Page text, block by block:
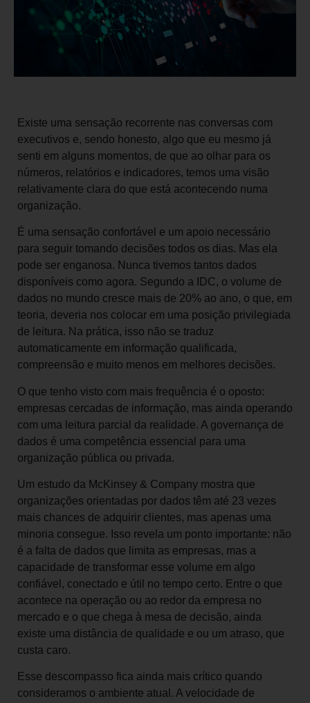
Existe uma sensação recorrente nas conversas com
executivos e, sendo honesto, algo que eu mesmo já
senti em alguns momentos, de que ao olhar para os
números, relatórios e indicadores, temos uma visão
relativamente clara do que está acontecendo numa
organização.
É uma sensação confortável e um apoio necessário
para seguir tomando decisões todos os dias. Mas ela
pode ser enganosa. Nunca tivemos tantos dados
disponíveis como agora. Segundo a IDC, o volume de
dados no mundo cresce mais de 20% ao ano, o que, em
teoria, deveria nos colocar em uma posição privilegiada
de leitura. Na prática, isso não se traduz
automaticamente em informação qualificada,
compreensão e muito menos em melhores decisões.
O que tenho visto com mais frequência é o oposto:
empresas cercadas de informação, mas ainda operando
com uma leitura parcial da realidade. A governança de
dados é uma competência essencial para uma
organização pública ou privada.
Um estudo da McKinsey & Company mostra que
organizações orientadas por dados têm até 23 vezes
mais chances de adquirir clientes, mas apenas uma
minoria consegue. Isso revela um ponto importante: não
é a falta de dados que limita as empresas, mas a
capacidade de transformar esse volume em algo
confiável, conectado e útil no tempo certo. Entre o que
acontece na operação ou ao redor da empresa no
mercado e o que chega à mesa de decisão, ainda
existe uma distância de qualidade e ou um atraso, que
custa caro.
Esse descompasso fica ainda mais crítico quando
consideramos o ambiente atual. A velocidade de